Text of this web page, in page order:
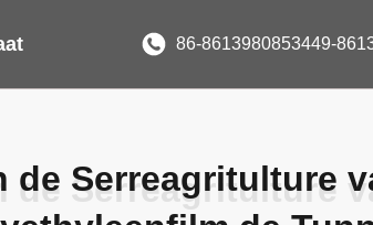
86-8613980853449-
de Serreagritulture
de Serreagritulture